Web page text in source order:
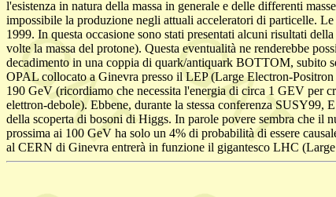
l'esistenza in natura della massa in generale e delle differenti
impossibile la produzione negli attuali acceleratori di particelle.
1999. In questa occasione sono stati presentati alcuni risultati
volte la massa del protone). Questa eventualità ne renderebbe
decadimento in una coppia di quark/antiquark BOTTOM, subito
OPAL collocato a Ginevra presso il LEP (Large Electron-
190 GeV (ricordiamo che necessita l'energia di circa 1 GEV per
elettron-debole). Ebbene, durante la stessa conferenza
della scoperta di bosoni di Higgs. In parole povere sembra che il
prossima ai 100 GeV ha solo un 4% di probabilità di essere
al CERN di Ginevra entrerà in funzione il gigantesco LHC